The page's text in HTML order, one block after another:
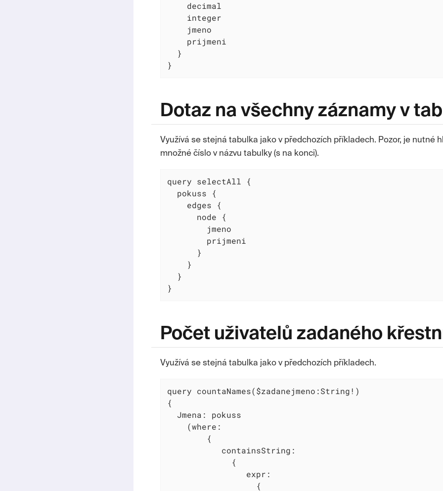
    decimal
    integer
    jmeno
    prijmeni
  }
}
Dotaz na všechny záznamy v
Využívá se stejná tabulka jako v předchozích příkladech. Pozor, je nutné
množné číslo v názvu tabulky (s na konci).
query selectAll {
  pokuss {
    edges {
      node {
        jmeno
        prijmeni
      }
    }
  }
}
Počet uživatelů zadaného
Využívá se stejná tabulka jako v předchozích příkladech.
query countaNames($zadanejmeno:String!)
{
  Jmena: pokuss
    (where:
        {
           containsString:
             {
                expr:
                  {